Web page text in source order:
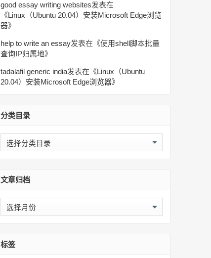
good essay writing websites发表在
《Linux（Ubuntu 20.04）安装Microsoft Edge浏览
器》
help to write an essay发表在《使用shell脚本批量
查询IP归属地》
tadalafil generic india发表在《Linux（Ubuntu
20.04）安装Microsoft Edge浏览器》
分类目录
分
类
文章归档
文
章
标签